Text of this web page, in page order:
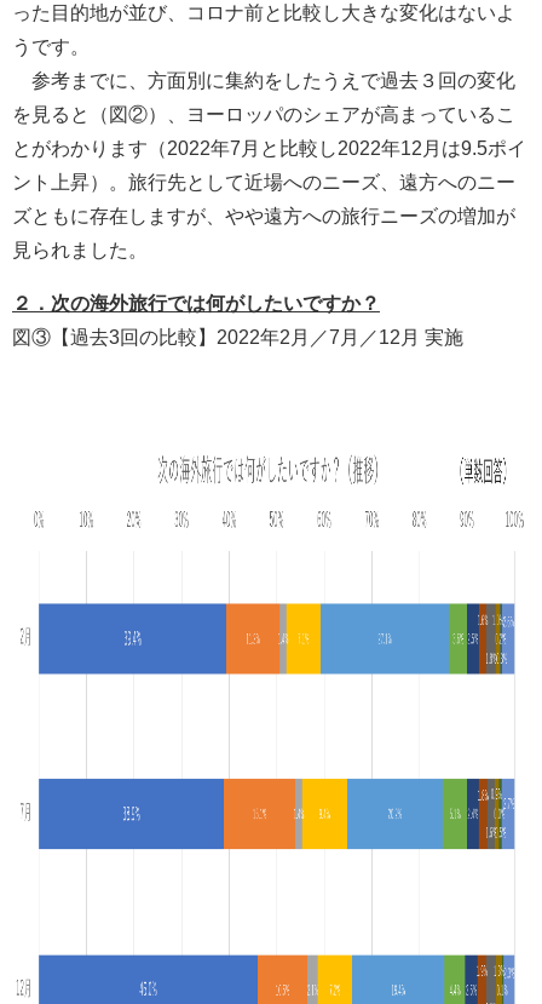
った目的地が並び、コロナ前と比較し大きな変化はないよ
うです。
参考までに、方面別に集約をしたうえで過去３回の変化
を見ると（図②）、ヨーロッパのシェアが高まっているこ
とがわかります（2022年7月と比較し2022年12月は9.5ポイ
ント上昇）。旅行先として近場へのニーズ、遠方へのニー
ズともに存在しますが、やや遠方への旅行ニーズの増加が
見られました。
２．次の海外旅行では何がしたいですか？
図③【過去3回の比較】2022年2月／7月／12月 実施